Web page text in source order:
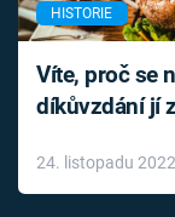
HISTORIE
Víte, proč se
díkůvzdání jí
24. listopadu